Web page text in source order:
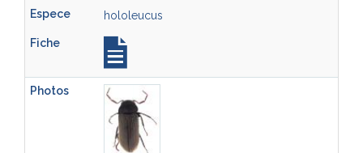
hololeucus